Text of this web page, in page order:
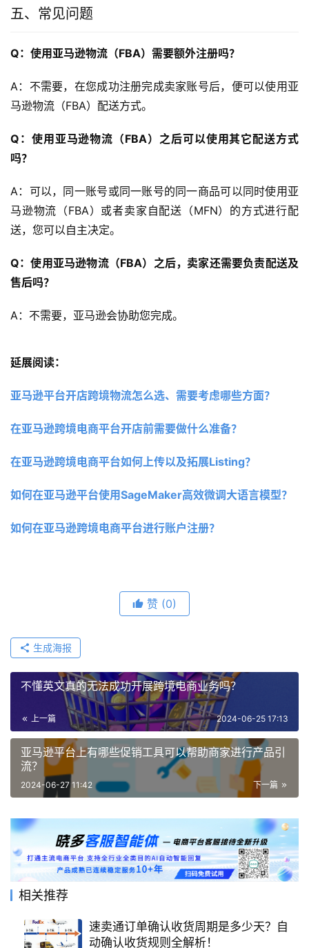
五、常见问题
Q：使用亚马逊物流（FBA）需要额外注册吗？
A：不需要，在您成功注册完成卖家账号后，便可以使用亚
马逊物流（FBA）配送方式。
Q：使用亚马逊物流（FBA）之后可以使用其它配送方式
吗？
A：可以，同一账号或同一账号的同一商品可以同时使用亚
马逊物流（FBA）或者卖家自配送（MFN）的方式进行配
送，您可以自主决定。
Q：使用亚马逊物流（FBA）之后，卖家还需要负责配送及
售后吗？
A：不需要，亚马逊会协助您完成。
延展阅读：
亚马逊平台开店跨境物流怎么选、需要考虑哪些方面？
在亚马逊跨境电商平台开店前需要做什么准备？
在亚马逊跨境电商平台如何上传以及拓展Listing？
如何在亚马逊平台使用SageMaker高效微调大语言模型？
如何在亚马逊跨境电商平台进行账户注册？
赞 (0)
生成海报
不懂英文真的无法成功开展跨境电商业务吗？
上一篇 2024-06-25 17:13
亚马逊平台上有哪些促销工具可以帮助商家进行产品引
流？
下一篇
2024-06-27 11:42
相关推荐
速卖通订单确认收货周期是多少天？自
动确认收货规则全解析！